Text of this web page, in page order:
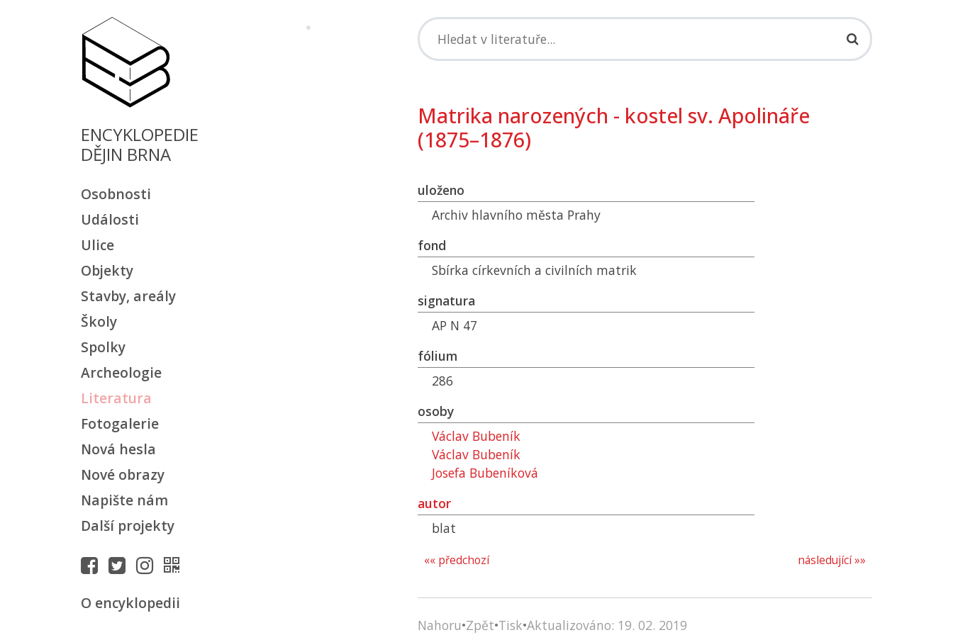
ENCYKLOPEDIE
DĚJIN BRNA
Osobnosti
Události
Ulice
Objekty
Stavby, areály
Školy
Spolky
Archeologie
Literatura
Fotogalerie
Nová hesla
Nové obrazy
Napište nám
Další projekty
O encyklopedii
Matrika narozených - kostel sv. Apolináře
(1875–1876)
uloženo
Archiv hlavního města Prahy
fond
Sbírka církevních a civilních matrik
signatura
AP N 47
fólium
286
osoby
Václav Bubeník
Václav Bubeník
Josefa Bubeníková
autor
blat
následující »»
«« předchozí
Nahoru•Zpět•Tisk•Aktualizováno: 19. 02. 2019